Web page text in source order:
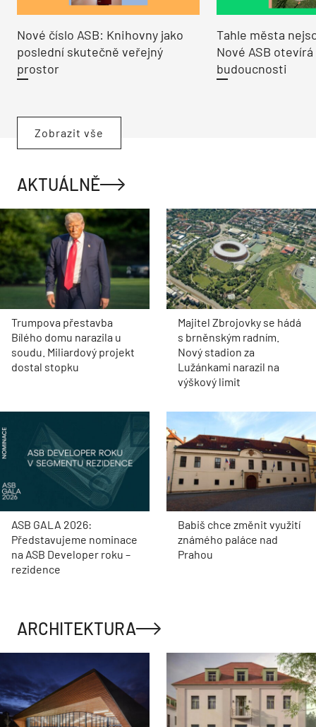
Nové číslo ASB: Knihovny jako
poslední skutečně veřejný
prostor
Tahle města
Nové ASB
budoucnosti
Zobrazit vše
AKTUÁLNĚ
Trumpova přestavba
Bílého domu narazila u
soudu. Miliardový projekt
dostal stopku
Majitel Zbrojovky se hádá
s brněnským radním.
Nový stadion za
Lužánkami narazil na
výškový limit
ASB GALA 2026:
Představujeme nominace
na ASB Developer roku –
rezidence
Babiš chce změnit využití
známého paláce nad
Prahou
ARCHITEKTURA